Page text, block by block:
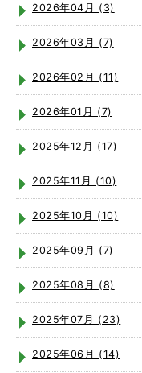
2026年04月 (3)
2026年03月 (7)
2026年02月 (11)
2026年01月 (7)
2025年12月 (17)
2025年11月 (10)
2025年10月 (10)
2025年09月 (7)
2025年08月 (8)
2025年07月 (23)
2025年06月 (14)